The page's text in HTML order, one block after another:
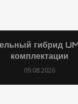
гибрид
комплектации
09.08.2026